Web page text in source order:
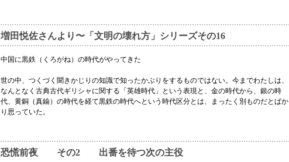
増田悦佐さんより〜「文明の壊れ方」シリーズその16
中国に黒鉄（くろがね）の時代がやってきた
世の中、つくづく聞きかじりの知識で知ったかぶりをするものではない。今までわたしは、
なんとなく古典古代ギリシャに関する「英雄時代」という表現と、金の時代から、銀の時
代、黄銅（真鍮）の時代を経て黒鉄の時代へという時代区分とは、まったく別ものだとばか
り思っていた。
恐慌前夜 その2 出番を待つ次の主役